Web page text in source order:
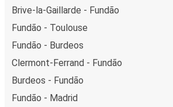
Brive-la-Gaillarde - Fundão
Fundão - Toulouse
Fundão - Burdeos
Clermont-Ferrand - Fundão
Burdeos - Fundão
Fundão - Madrid